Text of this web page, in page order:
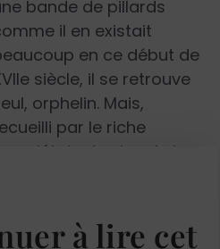
bande de pillards
il en existait
en ce début de
e siècle, il se retrouve
orphelin. Mais,
par le riche
propriétaire terrien de la
sont encore troublés
à lire cet